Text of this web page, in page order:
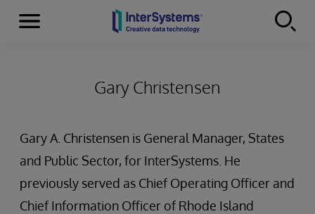
Skip to content
Menu
Gary Christensen
Gary A. Christensen is General Manager, States
and Public Sector, for InterSystems. He
previously served as Chief Operating Officer and
Chief Information Officer of Rhode Island